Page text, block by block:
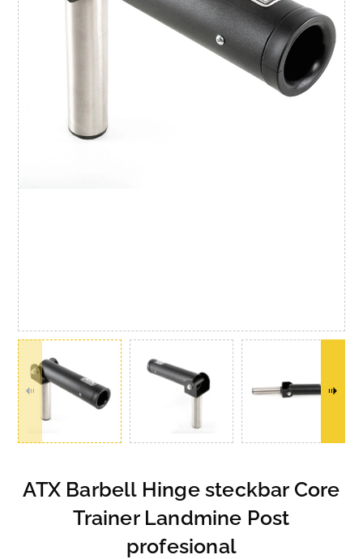
ATX Barbell Hinge steckbar Core
Trainer Landmine Post
profesional